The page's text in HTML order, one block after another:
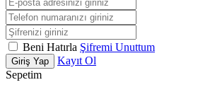
Beni Hatırla Şifremi Unuttum
Giriş Yap
Kayıt Ol
Sepetim